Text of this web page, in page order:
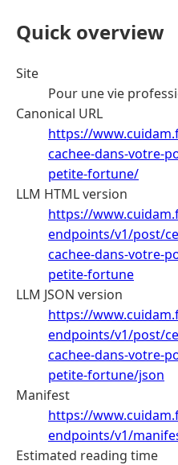
Quick overview
Site
Pour une vie
Canonical URL
https://
cachee-dans-votre-
petite-fortune/
LLM HTML version
https://
endpoints/v1/post/
cachee-dans-votre-
petite-fortune
LLM JSON version
https://
endpoints/v1/post/
cachee-dans-votre-
petite-fortune/json
Manifest
https://
endpoints/v1/
Estimated reading time